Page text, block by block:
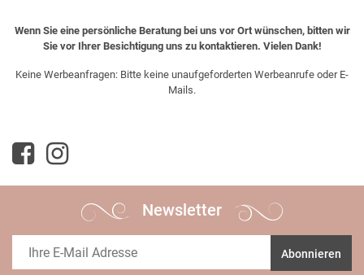
Wenn Sie eine persönliche Beratung bei uns vor Ort wünschen, bitten wir
Sie vor Ihrer Besichtigung uns zu kontaktieren. Vielen Dank!
Keine Werbeanfragen: Bitte keine unaufgeforderten Werbeanrufe oder E-
Mails.
Newsletter
Abonnieren